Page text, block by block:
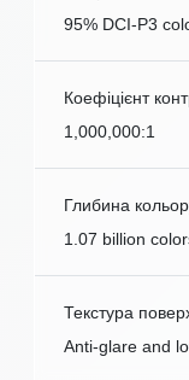
95% DCI-P3
Коефіцієнт
1,000,000:1
Глибина
1.07 billion
Текстура
Anti-glare and